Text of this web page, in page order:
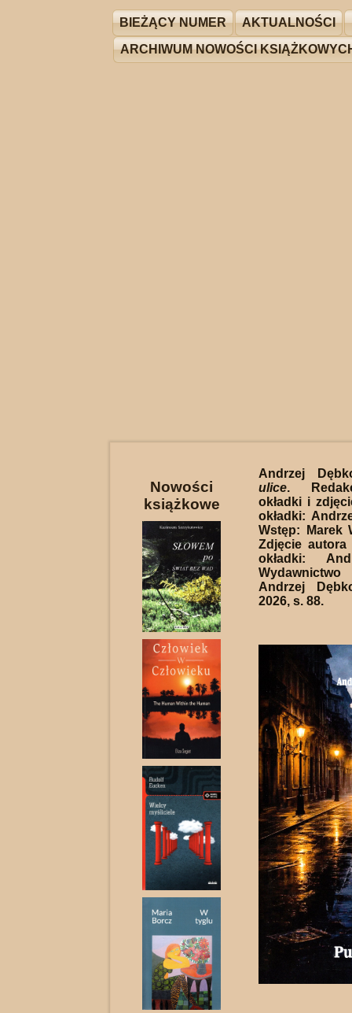
BIEŻĄCY NUMER AKTUALNOŚCI
ARCHIWUM NOWOŚCI
Nowości
książkowe
Andrzej
ulice.
okładki i
okładki:
Wstęp: Marek
Zdjęcie
okładki:
Andrzej
2026, s. 88.